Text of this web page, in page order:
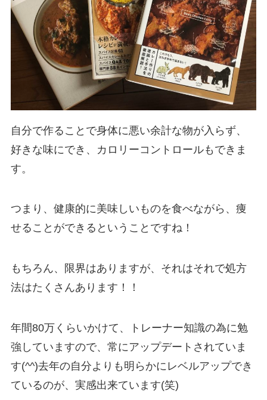
自分で作ることで身体に悪い余計な物が入らず、
好きな味にでき、カロリーコントロールもできま
す。
つまり、健康的に美味しいものを食べながら、痩
せることができるということですね！
もちろん、限界はありますが、それはそれで処方
法はたくさんあります！！
年間80万くらいかけて、トレーナー知識の為に勉
強していますので、常にアップデートされていま
す(^^)去年の自分よりも明らかにレベルアップでき
ているのが、実感出来ています(笑)